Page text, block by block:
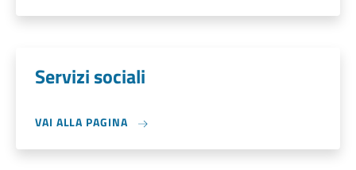
Servizi sociali
VAI ALLA PAGINA